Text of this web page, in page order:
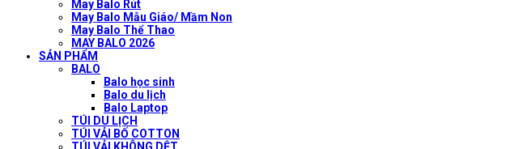
May Balo Rút
May Balo Mẫu Giáo/ Mầm Non
May Balo Thể Thao
MAY BALO 2026
SẢN PHẨM
BALO
Balo học sinh
Balo du lịch
Balo Laptop
TÚI DU LỊCH
TÚI VẢI BỐ COTTON